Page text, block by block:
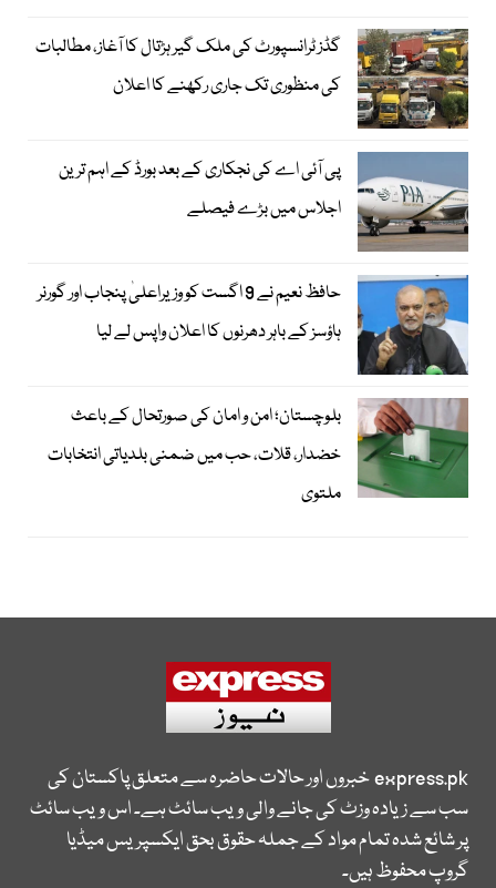
گڈز ٹرانسپورٹ کی ملک گیر ہڑتال کا آغاز، مطالبات
کی منظوری تک جاری رکھنے کا اعلان
پی آئی اے کی نجکاری کے بعد بورڈ کے اہم ترین
اجلاس میں بڑے فیصلے
حافظ نعیم نے 9 اگست کو وزیراعلیٰ پنجاب اور گورنر
ہاؤسز کے باہر دھرنوں کا اعلان واپس لے لیا
بلوچستان؛ امن و امان کی صورتحال کے باعث
خضدار، قلات، حب میں ضمنی بلدیاتی انتخابات
ملتوی
express.pkخبروں اور حالات حاضرہ سے متعلق پاکستان کی
سب سے زیادہ وزٹ کی جانے والی ویب سائٹ ہے۔ اس ویب سائٹ
پر شائع شدہ تمام مواد کے جملہ حقوق بحق ایکسپریس میڈیا
گروپ محفوظ ہیں۔